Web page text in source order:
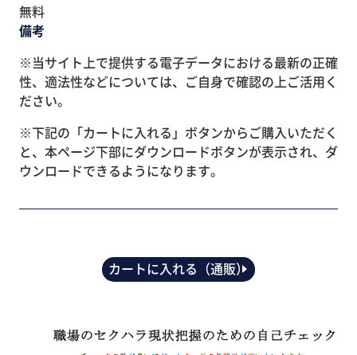
無料
備考
※当サイト上で提供する電子データにおける最新の正確
性、適法性などについては、ご自身で確認の上ご活用く
ださい。
※下記の「カートに入れる」ボタンからご購入いただく
と、本ページ下部にダウンロードボタンが表示され、ダ
ウンロードできるようになります。
カートに入れる（通販）